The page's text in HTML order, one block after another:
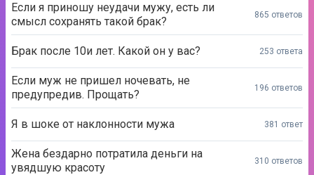
Если я приношу неудачи мужу, есть ли
смысл сохранять такой брак?
865 ответов
Брак после 10и лет. Какой он у вас? 253 ответа
Если муж не пришел ночевать, не
предупредив. Прощать?
196 ответов
Я в шоке от наклонности мужа 381 ответ
Жена бездарно потратила деньги на
увядшую красоту
310 ответов